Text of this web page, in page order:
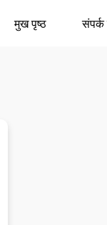
मुख पृष्ठ